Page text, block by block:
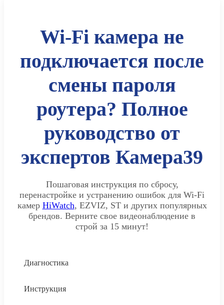
Wi-Fi камера не
подключается после
смены пароля
роутера? Полное
руководство от
экспертов Камера39
Пошаговая инструкция по сбросу,
перенастройке и устранению ошибок для Wi-Fi
камер HiWatch, EZVIZ, ST и других популярных
брендов. Верните свое видеонаблюдение в
строй за 15 минут!
Диагностика
Инструкция